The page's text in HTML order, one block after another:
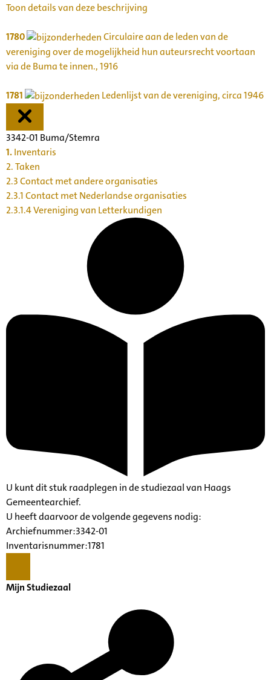
Toon details van deze beschrijving
1780
Circulaire aan de leden van de
vereniging over de mogelijkheid hun auteursrecht voortaan
via de Buma te innen., 1916
1781 Ledenlijst van de vereniging, circa 1946
3342-01 Buma/Stemra
1.Inventaris
2. Taken
2.3 Contact met andere organisaties
2.3.1 Contact met Nederlandse organisaties
2.3.1.4 Vereniging van Letterkundigen
U kunt dit stuk raadplegen in de studiezaal van Haags
Gemeentearchief.
U heeft daarvoor de volgende gegevens nodig:
Archiefnummer:3342-01
Inventarisnummer:1781
Mijn Studiezaal